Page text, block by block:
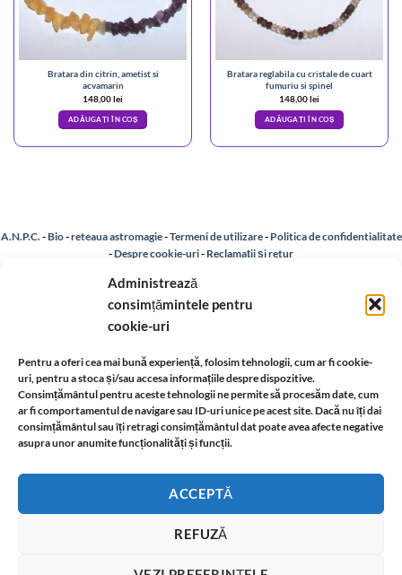
Administrează
consimțămintele pentru
cookie-uri
Pentru a oferi cea mai bună experiență, folosim tehnologii, cum ar fi cookie-
uri, pentru a stoca și/sau accesa informațiile despre dispozitive.
Consimțământul pentru aceste tehnologii ne permite să procesăm date, cum
ar fi comportamentul de navigare sau ID-uri unice pe acest site. Dacă nu îți dai
consimțământul sau îți retragi consimțământul dat poate avea afecte negative
asupra unor anumite funcționalități și funcții.
ACCEPTĂ
REFUZĂ
Bratara din citrin, ametist si
acvamarin
148,00lei
ADĂUGAȚI ÎN COȘ
Bratara reglabila cu cristale de cuart
fumuriu si spinel
148,00lei
ADĂUGAȚI ÎN COȘ
A.N.P.C. -Bio-reteaua astromagie-Termeni de utilizare- Politica de confidentialitate
-Despre cookie-uri- Reclamații și retur
Politica de rezolvare a reclamatiilor -
Informatii legale: